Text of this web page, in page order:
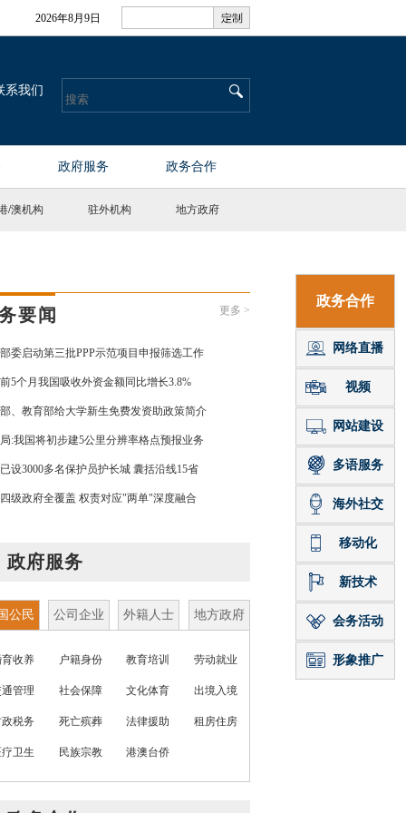
/澳机构 驻外机构 地方政府
要闻 更多 >
委启动第三批PPP示范项目申报筛选工作
5个月我国吸收外资金额同比增长3.8%
、教育部给大学新生免费发资助政策简介
:我国将初步建5公里分辨率格点预报业务
设3000多名保护员护长城 囊括沿线15省
级政府全覆盖 权责对应"两单"深度融合
政府服务
公民 公司企业 外籍人士 地方政府
育收养 户籍身份 教育培训 劳动就业
管理 社会保障 文化体育 出境入境
税务 死亡殡葬 法律援助 租房住房
卫生 民族宗教 港澳台侨